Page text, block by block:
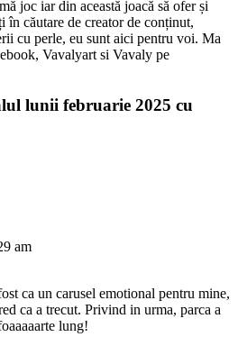
joc iar din această joacă să ofer și
în căutare de creator de conținut,
cu perle, eu sunt aici pentru voi. Ma
Vavalyart si Vavaly pe
lunii februarie 2025 cu
am
ca un carusel emotional pentru mine,
ca a trecut. Privind in urma, parca a
lung!